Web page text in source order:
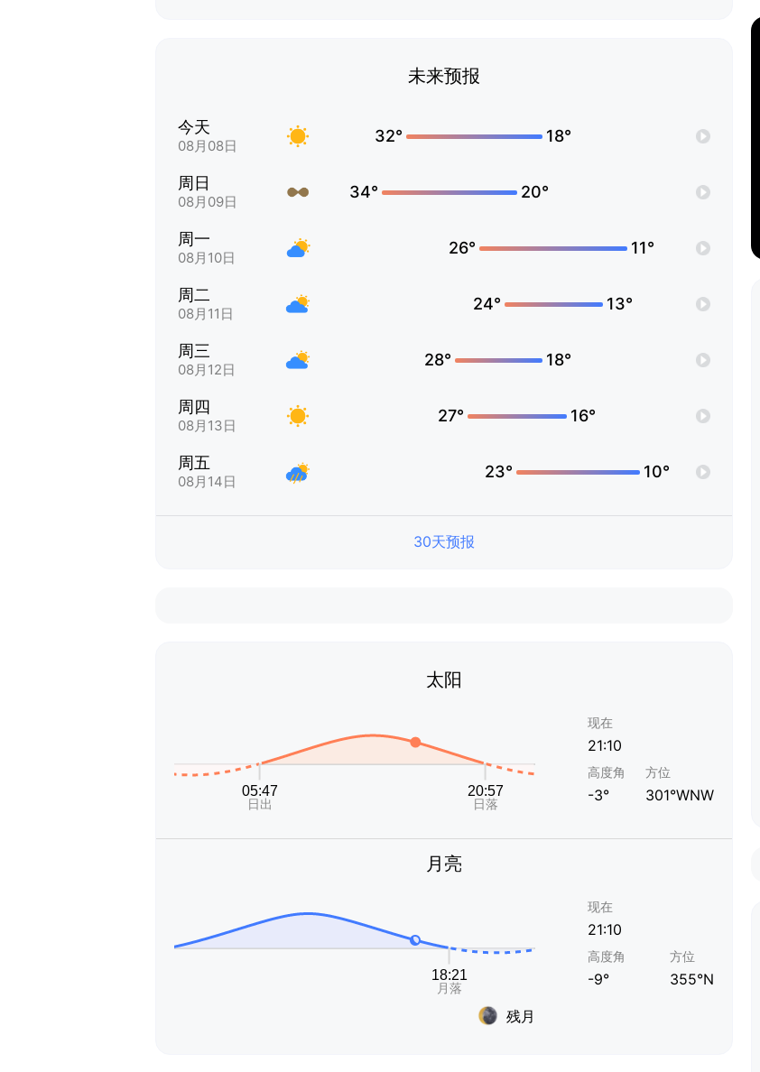
未来预报
今天
08月08日
32° 18°
周日
08月09日
34° 20°
周一
08月10日
26° 11°
周二
08月11日
24° 13°
周三
08月12日
28° 18°
周四
08月13日
27° 16°
周五
08月14日
23° 10°
30天预报
太阳
现在
21:10
高度角
-3°
方位
301°WNW
月亮
残月
现在
21:10
高度角
-9°
方位
355°N